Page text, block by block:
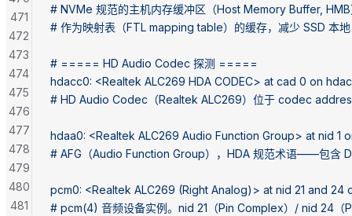
# NVMe 规范的主机内存缓冲区（Host Memory Buffer,
# 作为映射表（FTL mapping table）的缓存，减少 SSD 本
# ===== HD Audio Codec 探测 =====
hdacc0: <Realtek ALC269 HDA CODEC> at cad 0 on
# HD Audio Codec（Realtek ALC269）位于 codec
hdaa0: <Realtek ALC269 Audio Function Group> at nid 1
# AFG（Audio Function Group），HDA 规范术语——包含
pcm0: <Realtek ALC269 (Right Analog)> at nid 21 and 24
# pcm(4) 音频设备实例。nid 21（Pin Complex）/ nid 24（
471
472
473
474
475
476
477
478
479
480
481